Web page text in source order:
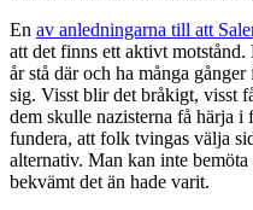
En av anledningarna till att
att det finns ett aktivt
år stå där och ha många
sig. Visst blir det bråkigt, visst
dem skulle nazisterna få härja
fundera, att folk tvingas välja
alternativ. Man kan inte
bekvämt det än hade varit.